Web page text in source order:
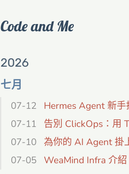
Code and Me
2026
七月
07-12
Hermes Agent 新
07-11
告別 ClickOps：用
07-10 為你的 AI Agent 掛
07-05
WeaMind Infra 介